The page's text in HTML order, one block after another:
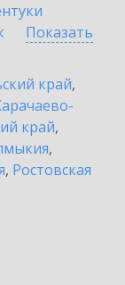
Показать
край,
край,
,
, Ростовская